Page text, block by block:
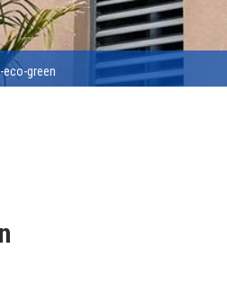
green